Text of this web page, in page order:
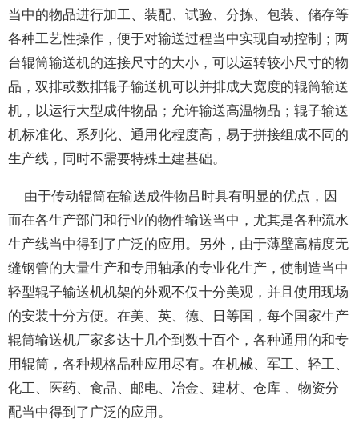
当中的物品进行加工、装配、试验、分拣、包装、储存等
各种工艺性操作，便于对输送过程当中实现自动控制；两
台辊筒输送机的连接尺寸的大小，可以运转较小尺寸的物
品，双排或数排辊子输送机可以并排成大宽度的辊筒输送
机，以运行大型成件物品；允许输送高温物品；辊子输送
机标准化、系列化、通用化程度高，易于拼接组成不同的
生产线，同时不需要特殊土建基础。
由于传动辊筒在输送成件物吕时具有明显的优点，因
而在各生产部门和行业的物件输送当中，尤其是各种流水
生产线当中得到了广泛的应用。另外，由于薄壁高精度无
缝钢管的大量生产和专用轴承的专业化生产，使制造当中
轻型辊子输送机机架的外观不仅十分美观，并且使用现场
的安装十分方便。在美、英、德、日等国，每个国家生产
辊筒输送机厂家多达十几个到数十百个，各种通用的和专
用辊筒，各种规格品种应用尽有。在机械、军工、轻工、
化工、医药、食品、邮电、冶金、建材、仓库 、物资分
配当中得到了广泛的应用。